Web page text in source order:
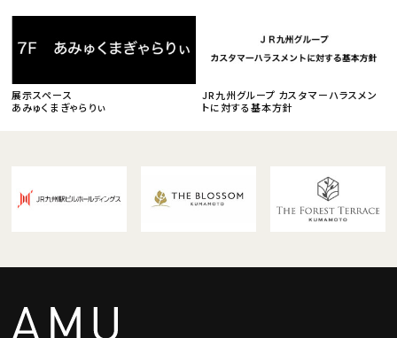
展示スペース
あみゅくまぎゃらりぃ
JR九州グループ カスタマーハラスメン
トに対する基本方針